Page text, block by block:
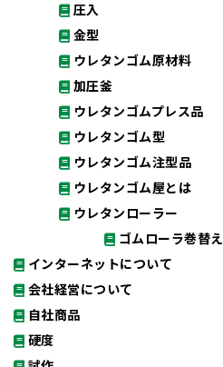
圧入
金型
ウレタンゴム原材料
加圧釜
ウレタンゴムプレス品
ウレタンゴム型
ウレタンゴム注型品
ウレタンゴム屋とは
ウレタンローラー
ゴムローラ巻替え
インターネットについて
会社経営について
自社商品
硬度